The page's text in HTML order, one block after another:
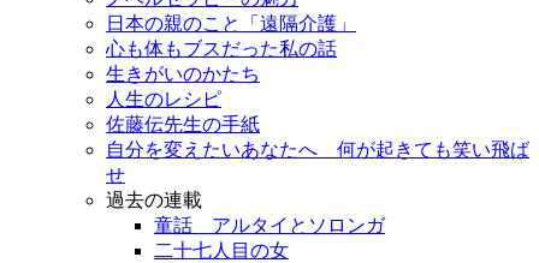
日本の親のこと「遠隔介護」
心も体もブスだった私の話
生きがいのかたち
人生のレシピ
佐藤伝先生の手紙
自分を変えたいあなたへ 何が起きても笑い飛ば
せ
過去の連載
童話 アルタイとソロンガ
二十七人目の女